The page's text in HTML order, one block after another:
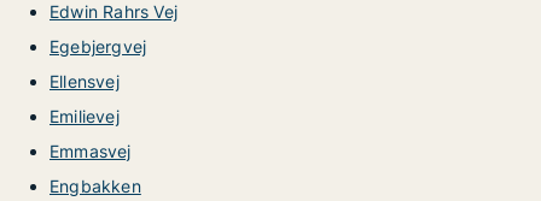
Edwin Rahrs Vej
Egebjergvej
Ellensvej
Emilievej
Emmasvej
Engbakken